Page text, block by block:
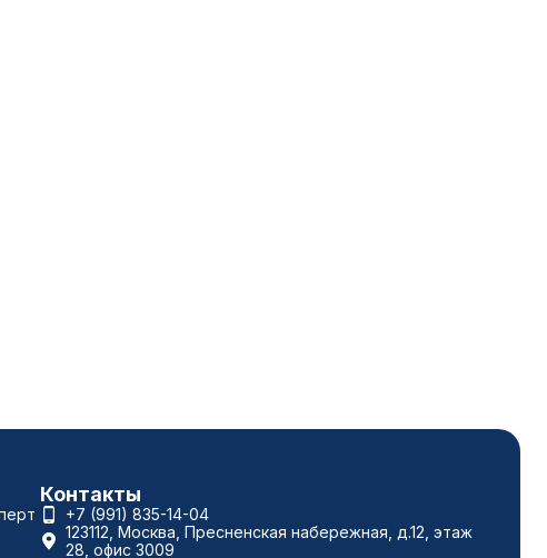
Контакты
+7 (991) 835-14-04
123112, Москва, Пресненская набережная, д.12, этаж
28, офис 3009